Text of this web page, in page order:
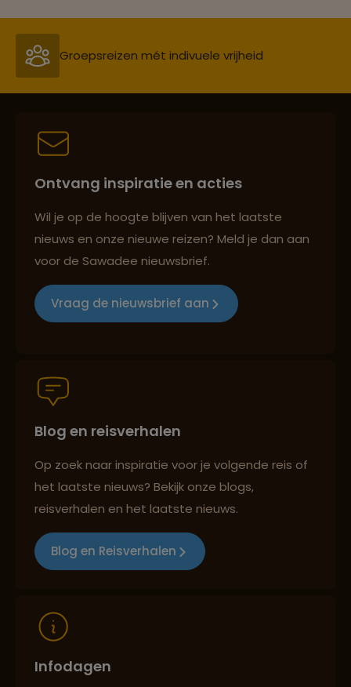
Persoonlijk en deskundig reisadvies
Best beoordeelde reisroutes
Groepsreizen mét indivuele vrijheid
Best beoordeelde reisroutes
Reizen met oog voor mens, cultuur en milieu
Ontvang inspiratie en acties
Wil je op de hoogte blijven van het laatste
nieuws en onze nieuwe reizen? Meld je dan aan
voor de Sawadee nieuwsbrief.
Vraag de nieuwsbrief aan
Blog en reisverhalen
Op zoek naar inspiratie voor je volgende reis of
het laatste nieuws? Bekijk onze blogs,
reisverhalen en het laatste nieuws.
Blog en Reisverhalen
Infodagen